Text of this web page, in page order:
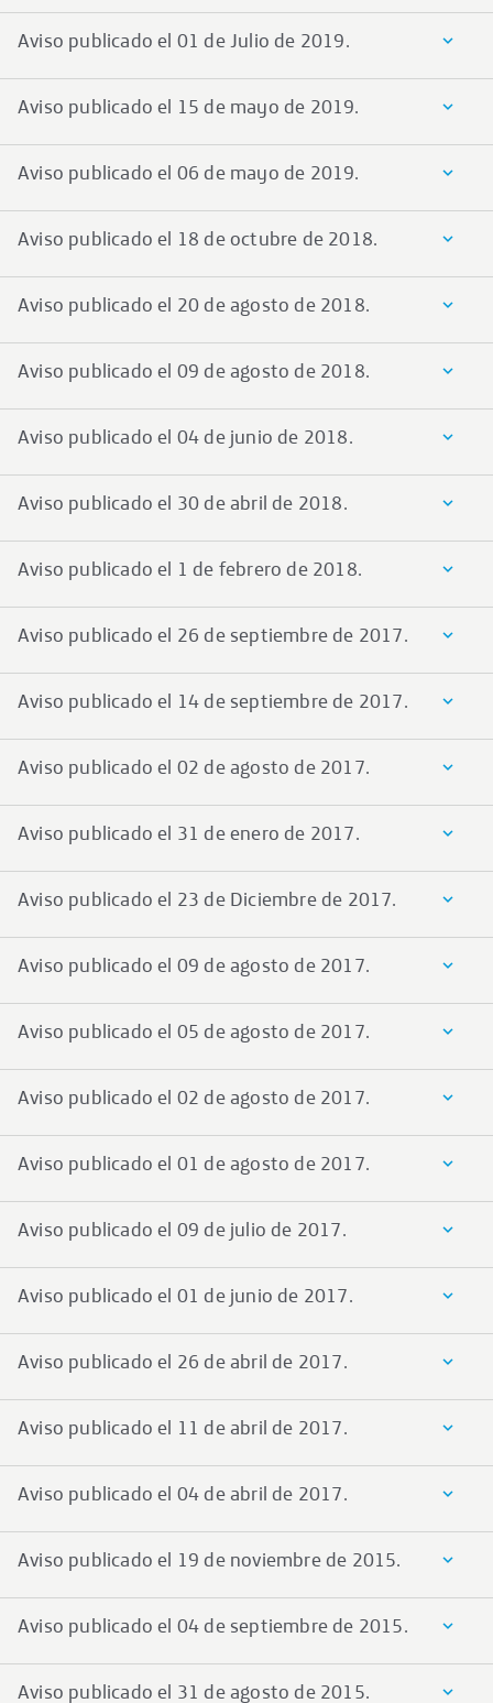
Aviso publicado el 01 de Julio de 2019.
Aviso publicado el 15 de mayo de 2019.
Aviso publicado el 06 de mayo de 2019.
Aviso publicado el 18 de octubre de 2018.
Aviso publicado el 20 de agosto de 2018.
Aviso publicado el 09 de agosto de 2018.
Aviso publicado el 04 de junio de 2018.
Aviso publicado el 30 de abril de 2018.
Aviso publicado el 1 de febrero de 2018.
Aviso publicado el 26 de septiembre de 2017.
Aviso publicado el 14 de septiembre de 2017.
Aviso publicado el 02 de agosto de 2017.
Aviso publicado el 31 de enero de 2017.
Aviso publicado el 23 de Diciembre de 2017.
Aviso publicado el 09 de agosto de 2017.
Aviso publicado el 05 de agosto de 2017.
Aviso publicado el 02 de agosto de 2017.
Aviso publicado el 01 de agosto de 2017.
Aviso publicado el 09 de julio de 2017.
Aviso publicado el 01 de junio de 2017.
Aviso publicado el 26 de abril de 2017.
Aviso publicado el 11 de abril de 2017.
Aviso publicado el 04 de abril de 2017.
Aviso publicado el 19 de noviembre de 2015.
Aviso publicado el 04 de septiembre de 2015.
Aviso publicado el 31 de agosto de 2015.